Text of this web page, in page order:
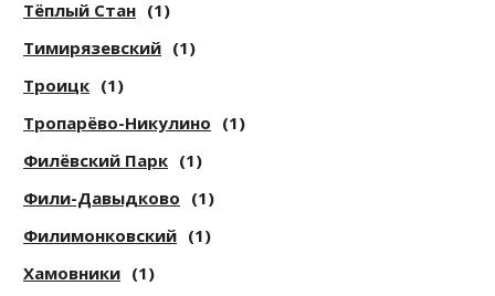
Тёплый Стан (1)
Тимирязевский (1)
Троицк (1)
Тропарёво-Никулино (1)
Филёвский Парк (1)
Фили-Давыдково (1)
Филимонковский (1)
Хамовники (1)